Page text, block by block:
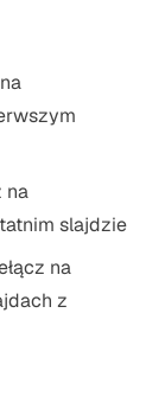
na
slajdzie
na
z